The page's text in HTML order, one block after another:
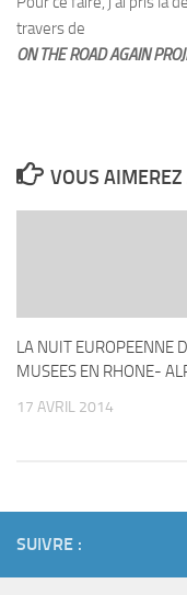
travers de
ON THE ROAD AGAIN
VOUS AIMEREZ
LA NUIT EUROPEENNE
MUSEES EN RHONE-
17 AVRIL 2014
SUIVRE :